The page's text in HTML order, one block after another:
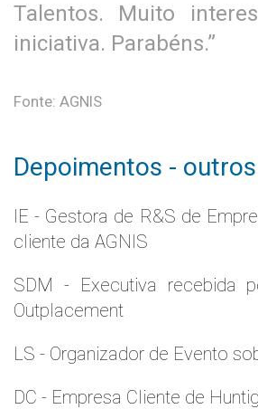
Talentos. Muito
iniciativa. Parabéns.”
Fonte: AGNIS
Depoimentos - outros
IE - Gestora de R&S de
cliente da AGNIS
SDM - Executiva recebida
Outplacement
LS - Organizador de Evento
DC - Empresa Cliente de